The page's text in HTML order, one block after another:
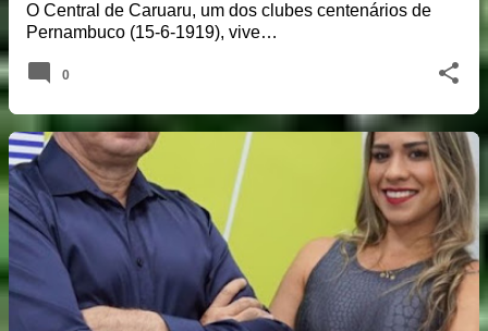
O Central de Caruaru, um dos clubes centenários de
Pernambuco (15-6-1919), vive…
0